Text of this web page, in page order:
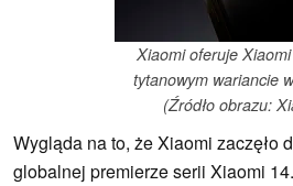
Xiaomi oferuje
tytanowym wariancie
(Źródło obrazu:
Wygląda na to, że Xiaomi zaczęło
globalnej premierze serii Xiaomi